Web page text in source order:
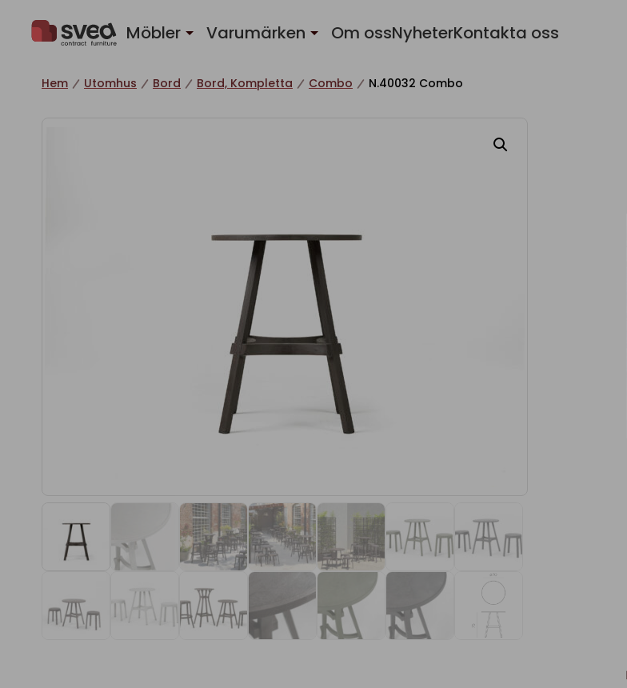
Möbler Varumärken Om ossNyheterKontakta oss
Hem Utomhus Bord Bord, Kompletta Combo N.40032 Combo